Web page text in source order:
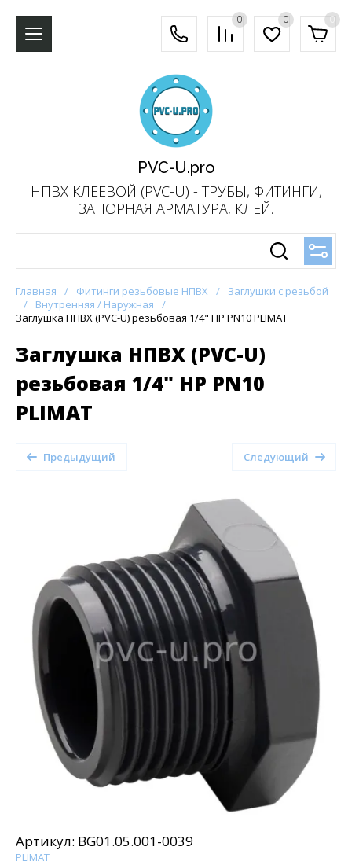
0 0 0
PVC-U.pro
НПВХ КЛЕЕВОЙ (PVC-U) - ТРУБЫ, ФИТИНГИ,
ЗАПОРНАЯ АРМАТУРА, КЛЕЙ.
Главная / Фитинги резьбовые НПВХ /
Заглушки с резьбой
/
Внутренняя / Наружная
/
Заглушка НПВХ (PVC-U) резьбовая 1/4" НР PN10 PLIMAT
Заглушка НПВХ (PVC-U)
резьбовая 1/4" НР PN10
PLIMAT
Предыдущий Следующий
Артикул: BG01.05.001-0039
PLIMAT